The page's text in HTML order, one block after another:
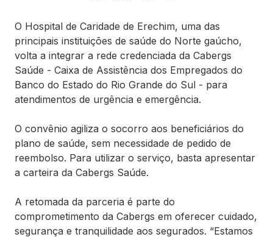
O Hospital de Caridade de Erechim, uma das
principais instituições de saúde do Norte gaúcho,
volta a integrar a rede credenciada da Cabergs
Saúde - Caixa de Assistência dos Empregados do
Banco do Estado do Rio Grande do Sul - para
atendimentos de urgência e emergência.
O convênio agiliza o socorro aos beneficiários do
plano de saúde, sem necessidade de pedido de
reembolso. Para utilizar o serviço, basta apresentar
a carteira da Cabergs Saúde.
A retomada da parceria é parte do
comprometimento da Cabergs em oferecer cuidado,
segurança e tranquilidade aos segurados. “Estamos